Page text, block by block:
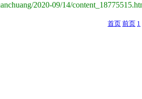
2020-09/14/
首页 前页 1